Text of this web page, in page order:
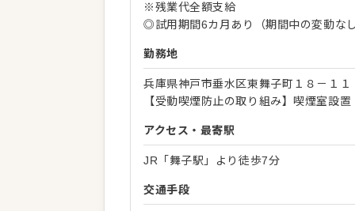
※残業代全額支給
◎試用期間6カ月あり（期間中の変動なし
勤務地
兵庫県神戸市垂水区東舞子町１８－１１
【受動喫煙防止の取り組み】喫煙室設置
アクセス・最寄駅
JR「舞子駅」より徒歩7分
交通手段